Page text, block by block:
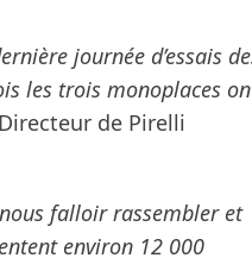
journée d’essais
les trois monoplaces
de Pirelli
falloir rassembler et
environ 12 000